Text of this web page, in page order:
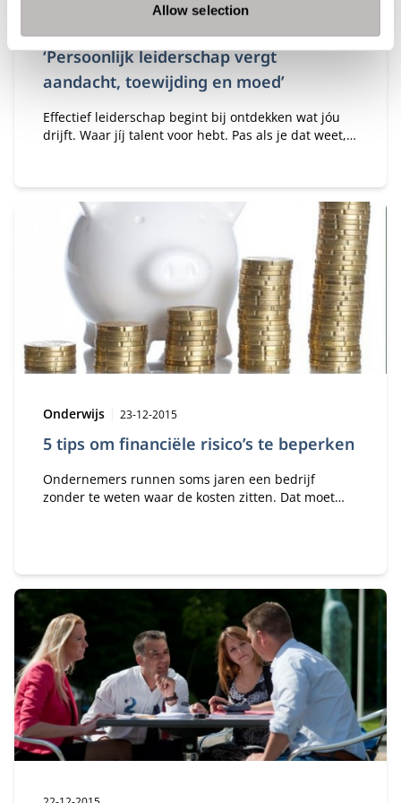
Allow selection
‘Persoonlijk leiderschap vergt
aandacht, toewijding en moed’
Effectief leiderschap begint bij ontdekken wat jóu
drijft. Waar jíj talent voor hebt. Pas als je dat weet,
Development Program (LDP)
5 tips om financiële risico’s te beperken
Type:
Onderwijs Publicatiedatum:
23-12-2015
Ondernemers runnen soms jaren een bedrijf
zonder te weten waar de kosten zitten. Dat moet